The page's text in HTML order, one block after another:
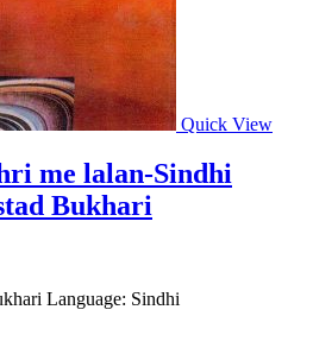
Quick View
me lalan-Sindhi
Bukhari
Language: Sindhi